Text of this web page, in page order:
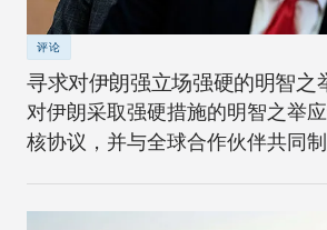
评论
寻求对伊朗强立场强硬的明智之
对伊朗采取强硬措施的明智之举
核协议，并与全球合作伙伴共同